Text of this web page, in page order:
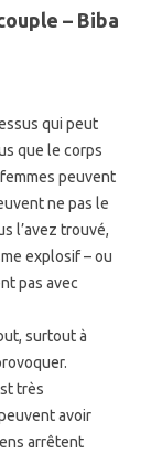
– Biba
qui peut
que le corps
peuvent
ne pas le
l’avez trouvé,
explosif – ou
pas avec
surtout à
très
avoir
arrêtent